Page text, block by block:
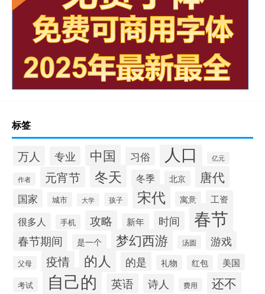
标签
万人 专业 中国 习俗 人口 亿元
作者 元宵节 冬天 冬季 北京 唐代
国家 城市 大学 孩子 宋代 寓意 工资
很多人 手机 攻略 新年 时间 春节
春节期间 是一个 梦幻西游 汤圆 游戏
父母 疫情 的人 的是 礼物 红包 美国
考试 自己的 英语 诗人 费用 还不